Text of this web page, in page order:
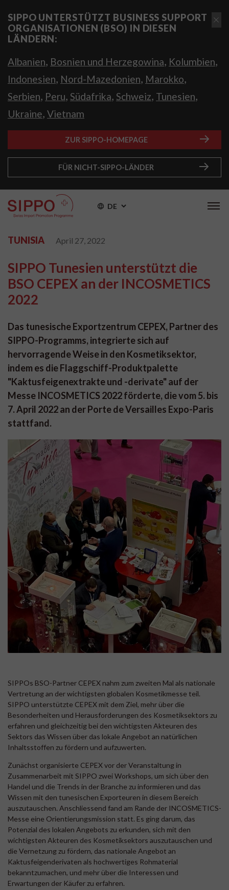
SIPPO UNTERSTÜTZT BUSINESS SUPPORT
ORGANISATIONEN (BSO) IN DIESEN
LÄNDERN:
Albanien, Bosnien und Herzegowina, Kolumbien,
Indonesien, Nord-Mazedonien, Marokko,
Serbien, Peru, Südafrika, Schweiz, Tunesien,
Ukraine, Vietnam
ZUR SIPPO-HOMEPAGE
FÜR NICHT-SIPPO-LÄNDER
DE
TUNISIA April 27, 2022
SIPPO Tunesien unterstützt die
BSO CEPEX an der INCOSMETICS
2022
Das tunesische Exportzentrum CEPEX, Partner des
SIPPO-Programms, integrierte sich auf
hervorragende Weise in den Kosmetiksektor,
indem es die Flaggschiff-Produktpalette
"Kaktusfeigenextrakte und -derivate" auf der
Messe INCOSMETICS 2022 förderte, die vom 5. bis
7. April 2022 an der Porte de Versailles Expo-Paris
stattfand.
SIPPOs BSO-Partner CEPEX nahm zum zweiten Mal als nationale
Vertretung an der wichtigsten globalen Kosmetikmesse teil.
SIPPO unterstützte CEPEX mit dem Ziel, mehr über die
Besonderheiten und Herausforderungen des Kosmetiksektors zu
erfahren und gleichzeitig bei den wichtigsten Akteuren des
Sektors das Wissen über das lokale Angebot an natürlichen
Inhaltsstoffen zu fördern und aufzuwerten.
Zunächst organisierte CEPEX vor der Veranstaltung in
Zusammenarbeit mit SIPPO zwei Workshops, um sich über den
Handel und die Trends in der Branche zu informieren und das
Wissen mit den tunesischen Exporteuren in diesem Bereich
auszutauschen. Anschliessend fand am Rande der INCOSMETICS-
Messe eine Orientierungsmission statt. Es ging darum, das
Potenzial des lokalen Angebots zu erkunden, sich mit den
wichtigsten Akteuren des Kosmetiksektors auszutauschen und
die Vernetzung zu fördern, das nationale Angebot an
Kaktusfeigenderivaten als hochwertiges Rohmaterial
bekanntzumachen, und mehr über die Interessen und
Erwartungen der Käufer zu erfahren.